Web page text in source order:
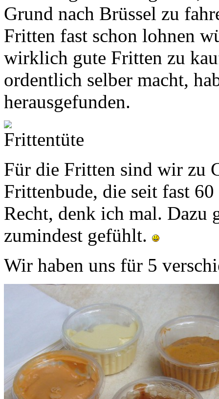
Grund nach Brüssel zu
Fritten fast schon lohnen
wirklich gute Fritten zu
ordentlich selber macht,
herausgefunden.
Für die Fritten sind wir zu
Frittenbude, die seit fast
Recht, denk ich mal. Dazu
zumindest gefühlt.
Wir haben uns für 5